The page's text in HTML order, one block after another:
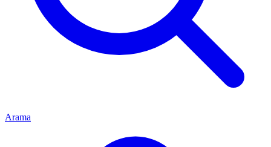
Arama